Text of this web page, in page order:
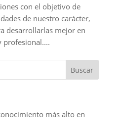
con el objetivo de
de nuestro carácter,
desarrollarlas mejor en
profesional....
más alto en